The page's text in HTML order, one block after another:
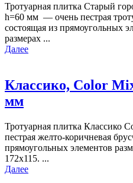
Тротуарная плитка Старый
h=60 мм — очень пестрая
состоящая из прямоугольных
размерах ...
Далее
Классико, Color
мм
Тротуарная плитка Классико
пестрая желто-коричневая
прямоугольных элементов
172х115. ...
Далее